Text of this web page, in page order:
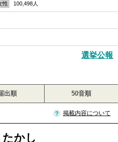
性 100,498人
選挙公報
出順 50音順
掲載内容について
たかし